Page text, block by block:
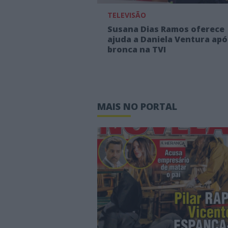
TELEVISÃO
Susana Dias Ramos oferece
ajuda a Daniela Ventura
bronca na TVI
MAIS NO PORTAL